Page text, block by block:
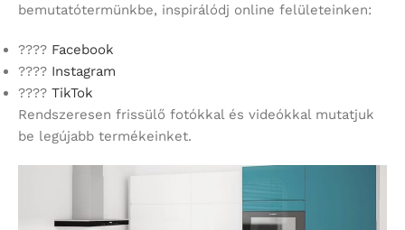
bemutatótermünkbe, inspirálódj online felületeinken:
???? Facebook
???? Instagram
???? TikTok
Rendszeresen frissülő fotókkal és videókkal mutatjuk
be legújabb termékeinket.